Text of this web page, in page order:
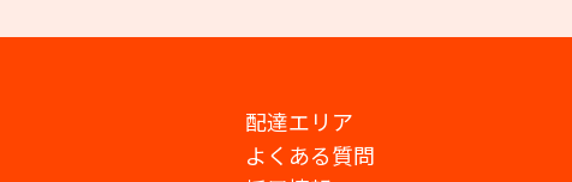
配達エリア
よくある質問